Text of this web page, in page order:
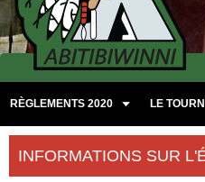
RÈGLEMENTS 2020 LE
INFORMATIONS SUR